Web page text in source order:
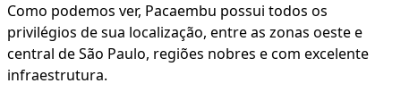
Como podemos ver, Pacaembu possui todos os
privilégios de sua localização, entre as zonas oeste e
central de São Paulo, regiões nobres e com excelente
infraestrutura.